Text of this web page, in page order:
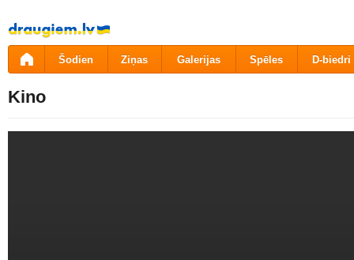
Pāriet
uz
saturu
Šodien Ziņas Galerijas Spēles D-biedri
Kino